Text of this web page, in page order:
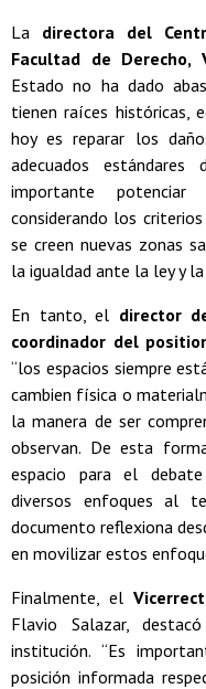
La directora del
Facultad de Derecho,
Estado no ha dado
tienen raíces históricas,
hoy es reparar los
adecuados
importante
considerando los
se creen nuevas zonas
la igualdad ante la ley y
En tanto, el director
coordinador del
“los espacios siempre
cambien física o
la manera de ser
observan. De esta
espacio para el
diversos enfoques al
documento reflexiona
en movilizar estos
Finalmente, el
Flavio Salazar,
institución. “Es
posición informada